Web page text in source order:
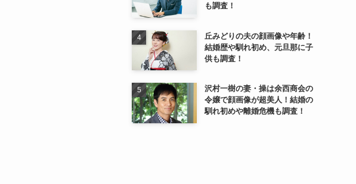
も調査！
丘みどりの夫の顔画像や年齢！
結婚歴や馴れ初め、元旦那に子
供も調査！
沢村一樹の妻・操は余西商会の
令嬢で顔画像が超美人！結婚の
馴れ初めや離婚危機も調査！